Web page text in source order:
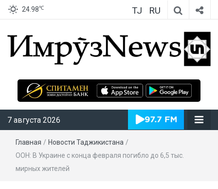
24.98℃ TJ RU
ИмрӯзNews
7 августа 2026
Главная / Новости Таджикистана /
ООН: В Украине с конца февраля погибло до 6,5 тыс.
мирных жителей